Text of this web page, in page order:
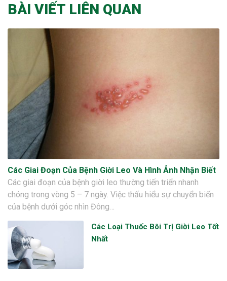
BÀI VIẾT LIÊN QUAN
Các Giai Đoạn Của Bệnh Giời Leo Và Hình Ảnh Nhận Biết
Các giai đoạn của bệnh giời leo thường tiến triển nhanh
chóng trong vòng 5 – 7 ngày. Việc thấu hiểu sự chuyển biến
của bệnh dưới góc nhìn Đông…
Các Loại Thuốc Bôi Trị Giời Leo Tốt
Nhất